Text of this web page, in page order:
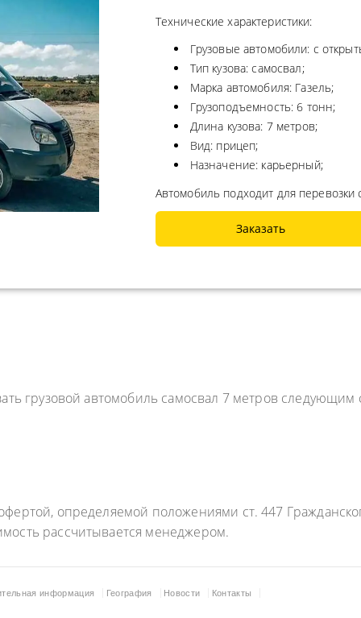
Технические характеристики:
Грузовые автомобили: с
Тип кузова: самосвал;
Марка автомобиля: Газель;
Грузоподъемность: 6 тонн;
Длина кузова: 7 метров;
Вид: прицеп;
Назначение: карьерный;
Автомобиль подходит для
Заказать
грузовой автомобиль самосвал 7 метров следующим
определяемой положениями ст. 447
рассчитывается менеджером.
информация География Новости Контакты